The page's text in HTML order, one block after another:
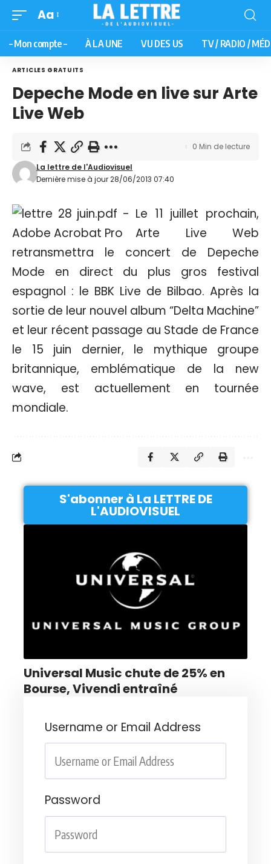
Aa
– Mon compte – À LA UNE VU DES US TV / RADIO /
ARTICLES GRATUITS
Depeche Mode en live sur Arte
Live Web
Dernière mise à jour 28/06/2013 07:40
La lettre de l'Audiovisuel
0 Min de lecture
Le 11 juillet prochain,
Arte Live Web
retransmettra le concert de Depeche
Mode en direct du plus gros festival
espagnol : le BBK Live de Bilbao. Après la
sortie de leur nouvel album “Delta Machine”
et leur récent passage au Stade de France
le 15 juin dernier, le mythique groupe
britannique, emblématique de la new
wave, est actuellement en tournée
mondiale.
S'abonner à La LETTRE DE
L'AUDIOVISUEL
Universal Music chute de 25% en
Bourse, Vivendi entraîné
Username or Email Address
Password